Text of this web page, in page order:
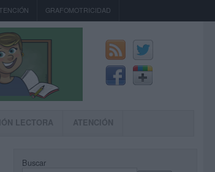
GRAFOMOTRICIDAD
LECTORA ATENCIÓN
Buscar